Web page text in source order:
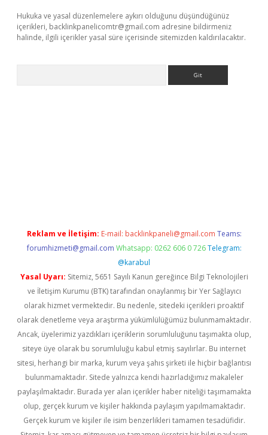
Hukuka ve yasal düzenlemelere aykırı olduğunu düşündüğünüz
içerikleri, backlinkpanelicomtr@gmail.com adresine bildirmeniz
halinde, ilgili içerikler yasal süre içerisinde sitemizden kaldırılacaktır.
Reklam ve İletişim: E-mail: backlinkpaneli@gmail.com Teams:
forumhizmeti@gmail.com Whatsapp: 0262 606 0 726 Telegram:
@karabul
Yasal Uyarı: Sitemiz, 5651 Sayılı Kanun gereğince Bilgi Teknolojileri
ve İletişim Kurumu (BTK) tarafından onaylanmış bir Yer Sağlayıcı
olarak hizmet vermektedir. Bu nedenle, sitedeki içerikleri proaktif
olarak denetleme veya araştırma yükümlülüğümüz bulunmamaktadır.
Ancak, üyelerimiz yazdıkları içeriklerin sorumluluğunu taşımakta olup,
siteye üye olarak bu sorumluluğu kabul etmiş sayılırlar. Bu internet
sitesi, herhangi bir marka, kurum veya şahıs şirketi ile hiçbir bağlantısı
bulunmamaktadır. Sitede yalnızca kendi hazırladığımız makaleler
paylaşılmaktadır. Burada yer alan içerikler haber niteliği taşımamakta
olup, gerçek kurum ve kişiler hakkında paylaşım yapılmamaktadır.
Gerçek kurum ve kişiler ile isim benzerlikleri tamamen tesadüfidir.